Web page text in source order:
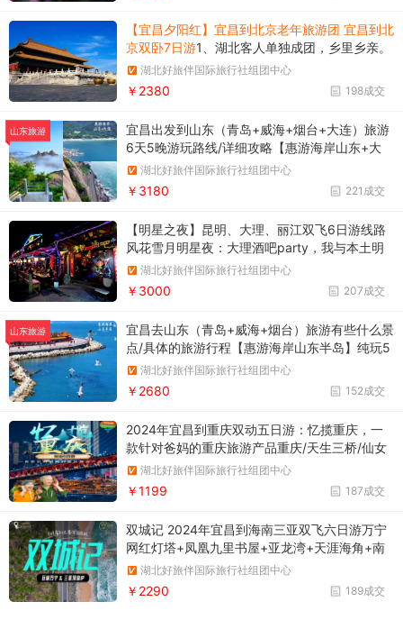
【宜昌夕阳红】宜昌到北京老年旅游团 宜昌到北
京双卧7日游1、湖北客人单独成团，乡里乡亲。
非全国大散拼，每团必派全陪！2、北京四大世
界文化遗产景点一个不漏，独家赠送欣赏曲艺之
乡《天津相声》演出 3、包含三大美食：北京烤
湖北好旅伴国际旅行社组团中心
198成交
￥2380
山东旅游
宜昌出发到山东（青岛+威海+烟台+大连）旅游
6天5晚游玩路线/详细攻略【惠游海岸山东+大
连】5A 青岛崂山/5A 威海刘公岛/渔人码头/5A
蓬莱阁/大连旅顺军港/旅顺博物馆/威尼斯水城/
星海广场/4A那香海钻石沙滩/俄罗斯风情街，一
湖北好旅伴国际旅行社组团中心
221成交
￥3180
【明星之夜】昆明、大理、丽江双飞6日游线路
风花雪月明星夜：大理酒吧party，我与本土明
星有场约会；双廊风情小镇休闲时光（二选
一）；丽江古城 纳西贵族下午茶
湖北好旅伴国际旅行社组团中心
207成交
￥3000
山东旅游
宜昌去山东（青岛+威海+烟台）旅游有些什么景
点/具体的旅游行程【惠游海岸山东半岛】纯玩5
日游青岛栈桥/蓬莱岛/刘公岛/崂山/八仙雕塑/那
香海海滨/布鲁威斯号/五四广场，5A景点玩个
够，（青岛崂山、威海刘公岛、烟台渔人码头、
湖北好旅伴国际旅行社组团中心
152成交
￥2680
2024年宜昌到重庆双动五日游：忆揽重庆，一
款针对爸妈的重庆旅游产品重庆/天生三桥/仙女
山/九黎城/乌江画廊磁器口/公馆/乘坐李子坝轻
轨/解放碑/洪崖洞
湖北好旅伴国际旅行社组团中心
187成交
￥1199
双城记 2024年宜昌到海南三亚双飞六日游万宁
网红灯塔+凤凰九里书屋+亚龙湾+天涯海角+南
山+槟榔谷
湖北好旅伴国际旅行社组团中心
189成交
￥2290